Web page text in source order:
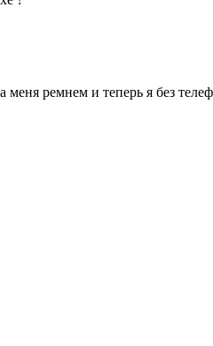
меня ремнем и теперь я без